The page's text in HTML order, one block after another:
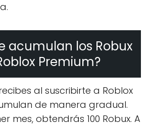
acumulan los Robux
Premium?
al suscribirte a Roblox
de manera gradual.
mes, obtendrás 100 Robux. A